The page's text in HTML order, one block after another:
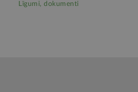
Līgumi, dokumenti